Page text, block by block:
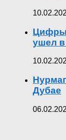
Цифры
ушел в
Дубае